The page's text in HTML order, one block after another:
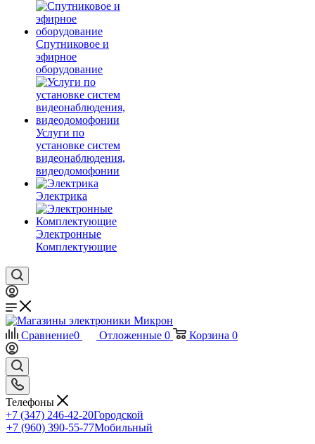
Спутниковое и
эфирное
оборудование
Услуги по
установке систем
видеонаблюдения,
видеодомофонии
Электрика
Электронные
Комплектующие
Сравнение0 Отложенные 0 Корзина 0
Телефоны
+7 (347) 246-42-20Городской
+7 (960) 390-55-77Мобильный